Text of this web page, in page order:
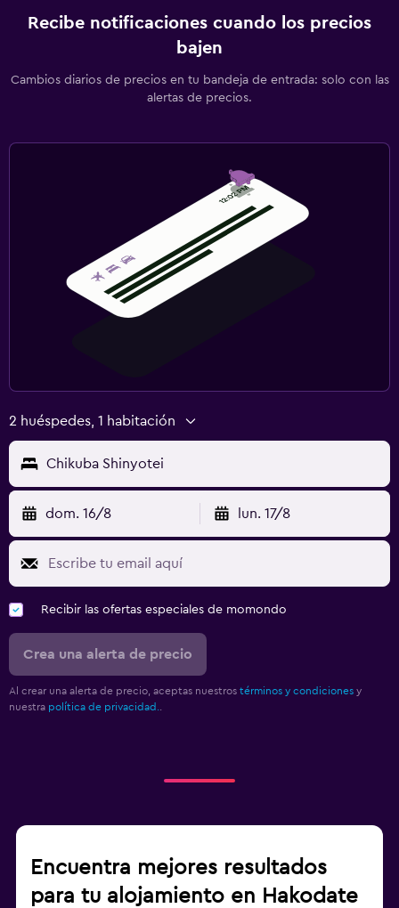
Recibe notificaciones cuando los precios
bajen
Cambios diarios de precios en tu bandeja de entrada: solo con las
alertas de precios.
2 huéspedes, 1 habitación
Chikuba Shinyotei
dom. 16/8 lun. 17/8
Recibir las ofertas especiales de momondo
Crea una alerta de precio
Al crear una alerta de precio, aceptas nuestros términos y condiciones y
nuestra política de privacidad.
Encuentra mejores resultados
para tu alojamiento en Hakodate